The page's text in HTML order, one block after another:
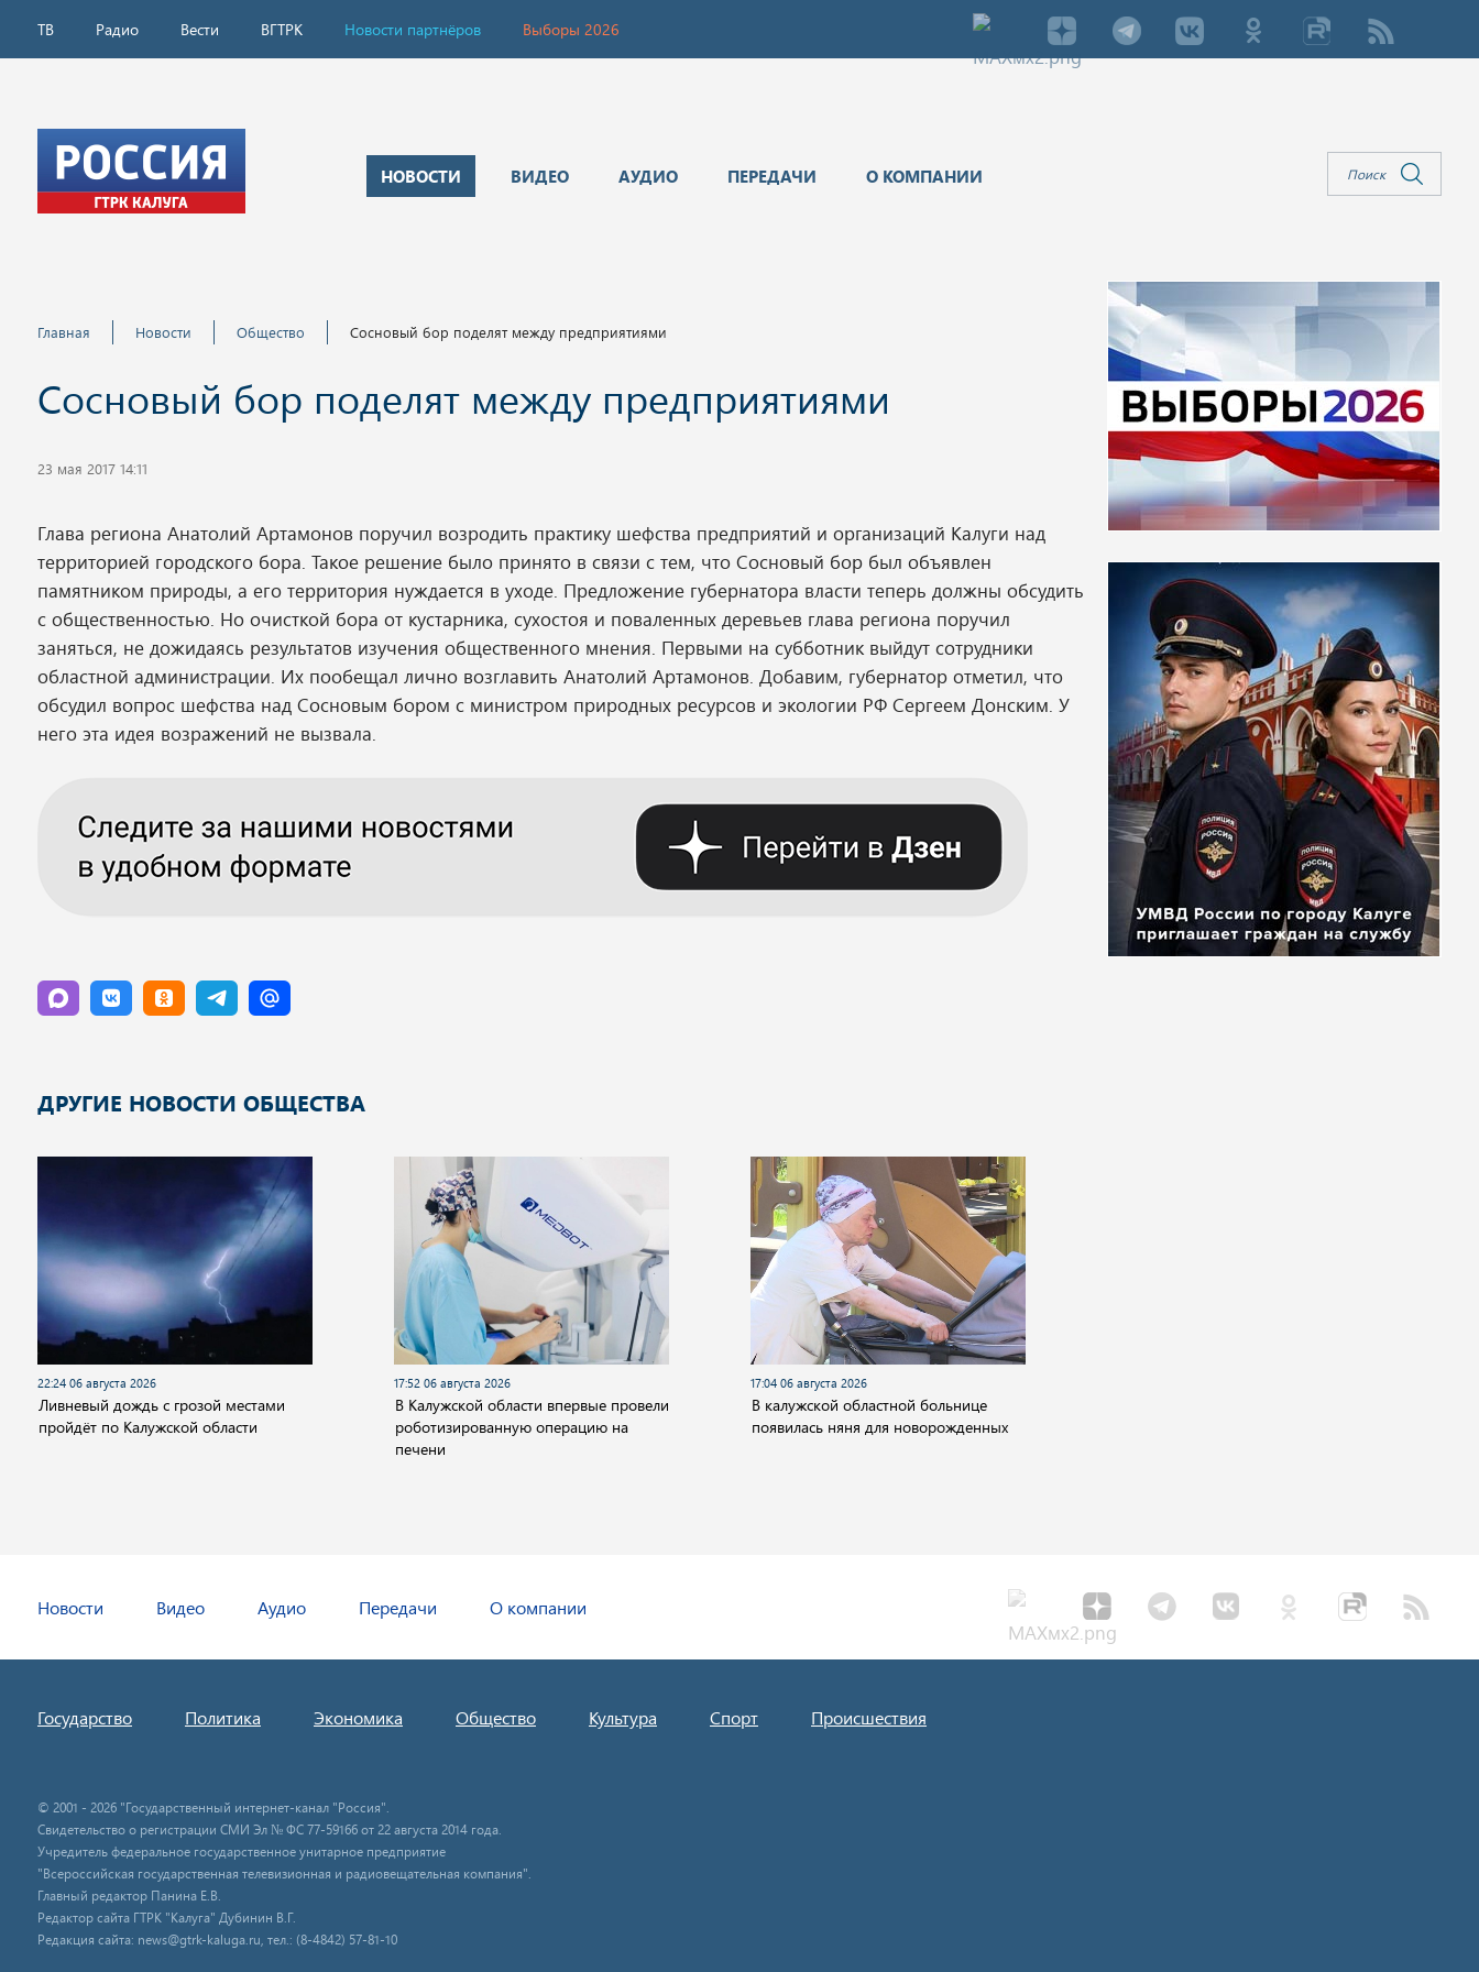
ТВ Радио Вести ВГТРК Новости партнёров Выборы 2026
НОВОСТИ ВИДЕО АУДИО ПЕРЕДАЧИ О КОМПАНИИ
Главная Новости Общество Сосновый бор поделят между предприятиями
Сосновый бор поделят между предприятиями
23 мая 2017 14:11
Глава региона Анатолий Артамонов поручил возродить практику шефства предприятий и организаций Калуги над
территорией городского бора. Такое решение было принято в связи с тем, что Сосновый бор был объявлен
памятником природы, а его территория нуждается в уходе. Предложение губернатора власти теперь должны обсудить
с общественностью. Но очисткой бора от кустарника, сухостоя и поваленных деревьев глава региона поручил
заняться, не дожидаясь результатов изучения общественного мнения. Первыми на субботник выйдут сотрудники
областной администрации. Их пообещал лично возглавить Анатолий Артамонов. Добавим, губернатор отметил, что
обсудил вопрос шефства над Сосновым бором с министром природных ресурсов и экологии РФ Сергеем Донским. У
него эта идея возражений не вызвала.
ДРУГИЕ НОВОСТИ ОБЩЕСТВА
22:24 06 августа 2026
Ливневый дождь с грозой местами
пройдёт по Калужской области
17:52 06 августа 2026
В Калужской области впервые провели
роботизированную операцию на
печени
17:04 06 августа 2026
В калужской областной больнице
появилась няня для новорожденных
Новости Видео Аудио Передачи О компании
Государство Политика Экономика Общество Культура Спорт Происшествия
© 2001 - 2026 "Государственный интернет-канал "Россия".
Свидетельство о регистрации СМИ Эл № ФС 77-59166 от 22 августа 2014 года.
Учредитель федеральное государственное унитарное предприятие
"Всероссийская государственная телевизионная и радиовещательная компания".
Главный редактор Панина Е.В.
Редактор сайта ГТРК "Калуга" Дубинин В.Г.
Редакция сайта: news@gtrk-kaluga.ru, тел.: (8-4842) 57-81-10